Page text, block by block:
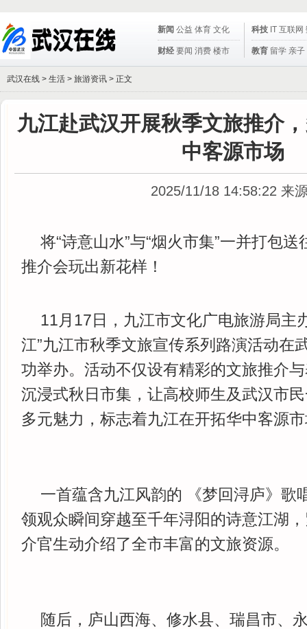
新闻 公益 体育 文化
财经 要闻 消费 楼市
科技 IT 互联网
教育 留学 亲子
武汉在线 > 生活 > 旅游资讯 > 正文
九江赴武汉开展秋季文旅推介
中客源市场
2025/11/18 14:58:22 来
将“诗意山水”与“烟火市集”一并打包
推介会玩出新花样！
11月17日，九江市文化广电旅游局主
江”九江市秋季文旅宣传系列路演活动在
功举办。活动不仅设有精彩的文旅推介
沉浸式秋日市集，让高校师生及武汉市
多元魅力，标志着九江在开拓华中客源
一首蕴含九江风韵的 《梦回浔庐》歌
领观众瞬间穿越至千年浔阳的诗意江湖
介官生动介绍了全市丰富的文旅资源。
随后，庐山西海、修水县、瑞昌市、